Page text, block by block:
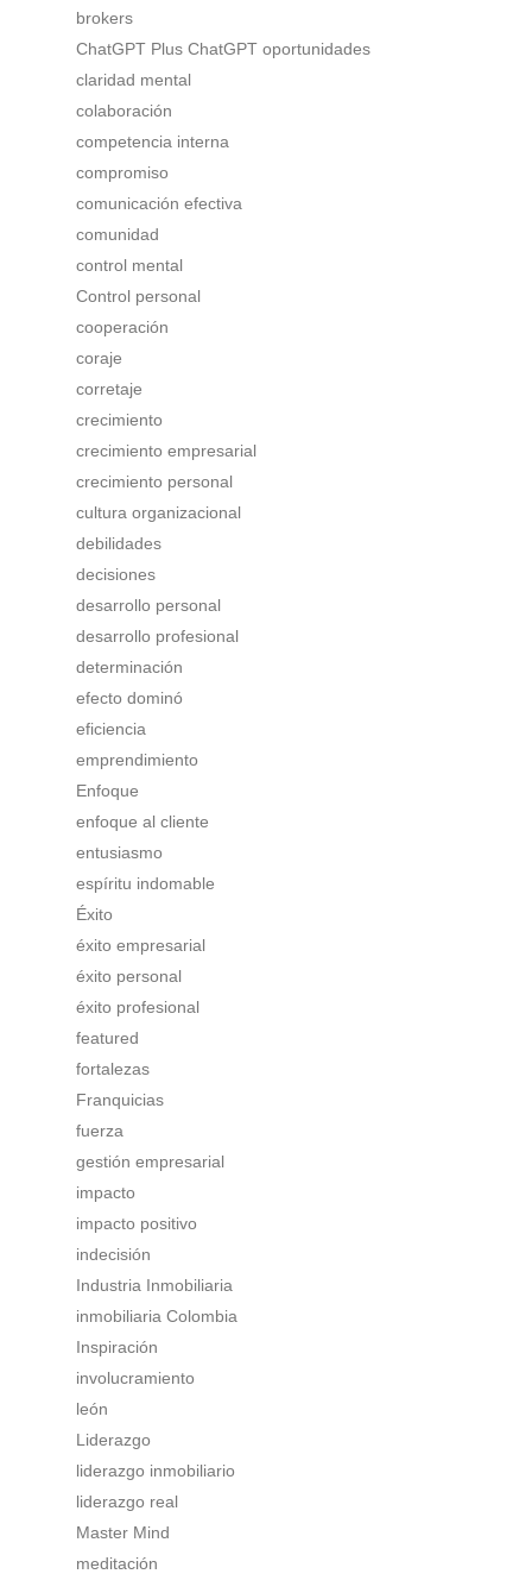
brokers
ChatGPT Plus ChatGPT oportunidades
claridad mental
colaboración
competencia interna
compromiso
comunicación efectiva
comunidad
control mental
Control personal
cooperación
coraje
corretaje
crecimiento
crecimiento empresarial
crecimiento personal
cultura organizacional
debilidades
decisiones
desarrollo personal
desarrollo profesional
determinación
efecto dominó
eficiencia
emprendimiento
Enfoque
enfoque al cliente
entusiasmo
espíritu indomable
Éxito
éxito empresarial
éxito personal
éxito profesional
featured
fortalezas
Franquicias
fuerza
gestión empresarial
impacto
impacto positivo
indecisión
Industria Inmobiliaria
inmobiliaria Colombia
Inspiración
involucramiento
león
Liderazgo
liderazgo inmobiliario
liderazgo real
Master Mind
meditación